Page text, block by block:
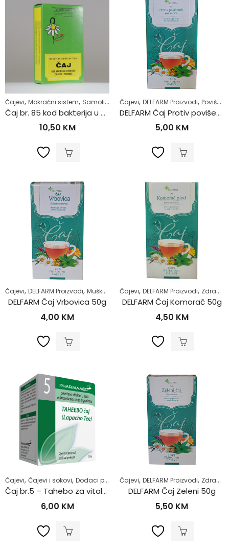
Čajevi, Mokraćni sistem, Samoliječenje ,Zdrav život,Žensko zdravlje
Čaj br. 85 kod bakterija u mokraći za djecu i trudnice 100 g
10,50 KM
Čajevi, DELFARM Proizvodi, Povišene masnoće u krvi
DELFARM Čaj Protiv povišenih masnoća 50g
5,00 KM
Čajevi, DELFARM Proizvodi, Muško zdravlje ,Samoliječenje,Zdrav život
DELFARM Čaj Vrbovica 50g
4,00 KM
Čajevi, DELFARM Proizvodi, Zdrav život
DELFARM Čaj Komorač 50g
4,50 KM
Čajevi, Čajevi i sokovi, Dodaci prehrani ,Imunitet,Samoliječenje,
Čaj br.5 – Tahebo za vitalnost 50g
6,00 KM
Čajevi, DELFARM Proizvodi, Zdrav život
DELFARM Čaj Zeleni 50g
5,50 KM